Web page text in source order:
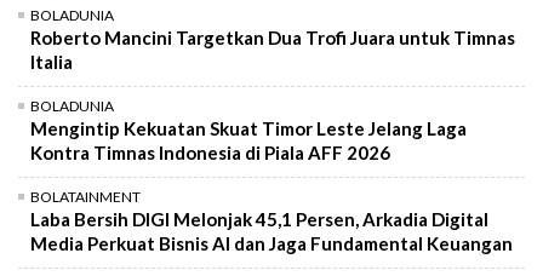
BOLADUNIA
Roberto Mancini Targetkan Dua Trofi Juara untuk Timnas
Italia
BOLADUNIA
Mengintip Kekuatan Skuat Timor Leste Jelang Laga
Kontra Timnas Indonesia di Piala AFF 2026
BOLATAINMENT
Laba Bersih DIGI Melonjak 45,1 Persen, Arkadia Digital
Media Perkuat Bisnis AI dan Jaga Fundamental Keuangan